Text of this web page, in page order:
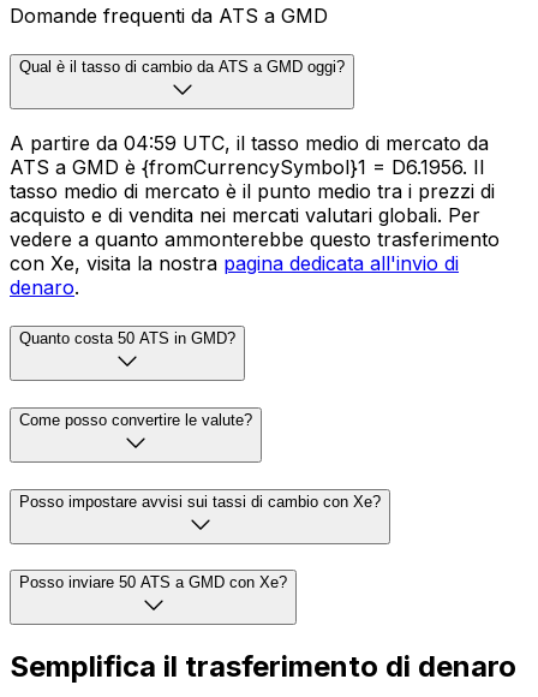
Domande frequenti da ATS a GMD
Qual è il tasso di cambio da ATS a GMD oggi?
A partire da 04:59 UTC, il tasso medio di mercato da
ATS a GMD è {fromCurrencySymbol}1 = D6.1956. Il
tasso medio di mercato è il punto medio tra i prezzi di
acquisto e di vendita nei mercati valutari globali. Per
vedere a quanto ammonterebbe questo trasferimento
con Xe, visita la nostra pagina dedicata all'invio di
denaro.
Quanto costa 50 ATS in GMD?
Come posso convertire le valute?
Posso impostare avvisi sui tassi di cambio con Xe?
Posso inviare 50 ATS a GMD con Xe?
Semplifica il trasferimento di denaro